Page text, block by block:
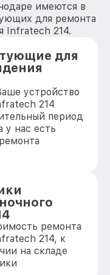
имеются в
для ремонта
Infratech 214.
для
устройство
214
период
у нас есть
ремонта
214, к
на складе